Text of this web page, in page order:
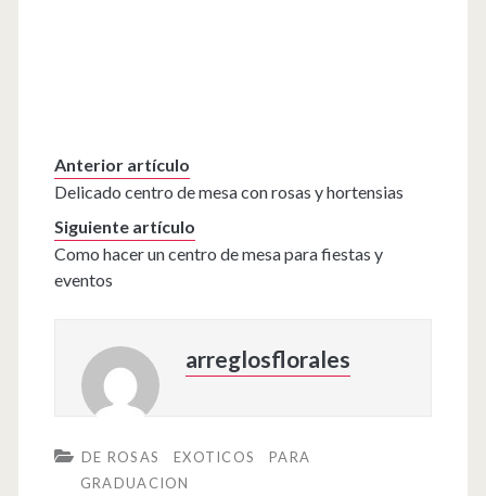
Anterior artículo
Delicado centro de mesa con rosas y hortensias
Siguiente artículo
Como hacer un centro de mesa para fiestas y
eventos
arreglosflorales
DE ROSAS EXOTICOS
PARA
GRADUACION